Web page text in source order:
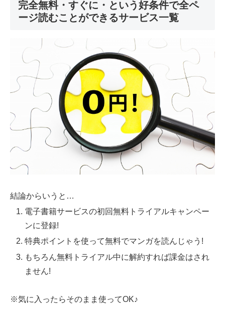
完全無料・すぐに・という好条件で全ペ
ージ読むことができるサービス一覧
結論からいうと…
電子書籍サービスの初回無料トライアルキャンペー
ンに登録!
特典ポイントを使って無料でマンガを読んじゃう!
もちろん無料トライアル中に解約すれば課金はされ
ません!
※気に入ったらそのまま使ってOK♪